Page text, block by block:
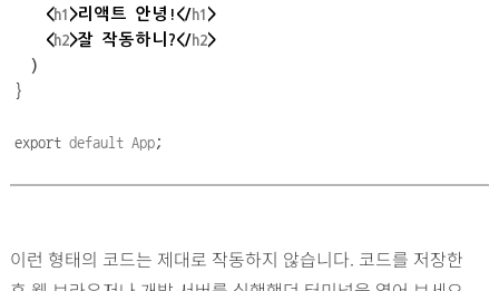
    <
h1 >리액트 안녕 !</h1 >
    <
h2>잘 작동하니 ?</h2>
)
}
export default App;
이런 형태의 코드는 제대로 작동하지 않습니다. 코드를 저장한